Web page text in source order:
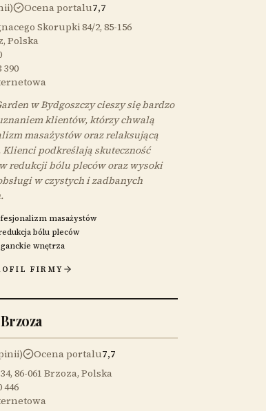
Ocena portalu7,7
Skorupki 84/2, 85-156
Polska
390
w Bydgoszczy cieszy się bardzo
klientów, którzy chwalą
masażystów oraz relaksującą
Klienci podkreślają skuteczność
redukcji bólu pleców oraz wysoki
w czystych i zadbanych
masażystów
bólu pleców
wnętrza
FIRMY
Ocena portalu7,7
86-061 Brzoza, Polska
446